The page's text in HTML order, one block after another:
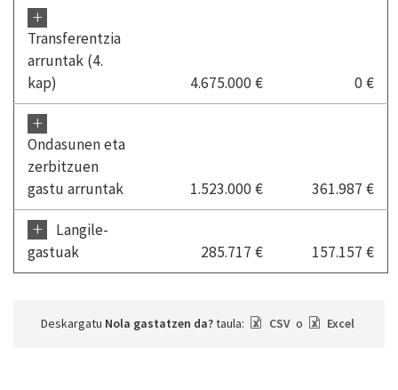
+
Transferentzia
arruntak (4.
kap)
4.675.000 € 0 €
+
Ondasunen eta
zerbitzuen
gastu arruntak
1.523.000 € 361.987 €
+
Langile-
gastuak
285.717 € 157.157 €
Deskargatu Nola gastatzen da?taula: CSV o Excel